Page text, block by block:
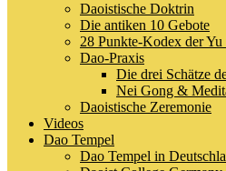
Daoistische Doktrin
Die antiken 10 Gebote
28 Punkte-Kodex der
Dao-Praxis
Die drei Schätze
Nei Gong &
Daoistische Zeremonie
Videos
Dao Tempel
Dao Tempel in